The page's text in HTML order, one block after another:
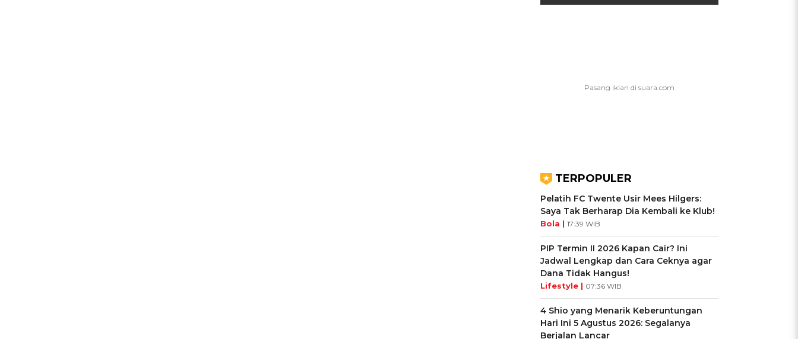
TERPOPULER
Pelatih FC Twente Usir Mees Hilgers:
Saya Tak Berharap Dia Kembali ke Klub!
Bola | 17:39 WIB
PIP Termin II 2026 Kapan Cair? Ini
Jadwal Lengkap dan Cara Ceknya agar
Dana Tidak Hangus!
Lifestyle | 07:36 WIB
4 Shio yang Menarik Keberuntungan
Hari Ini 5 Agustus 2026: Segalanya
Berjalan Lancar